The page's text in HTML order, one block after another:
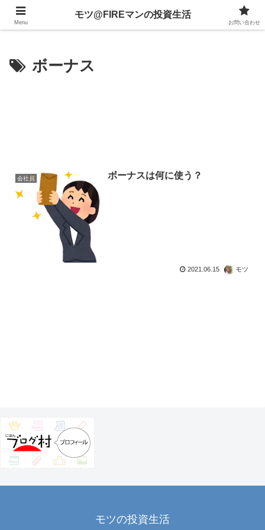
不動産、投資信託、暗号資産、株式、等々への投資について
ボーナス
会社員 ボーナスは何に使う？
2021.06.15 モツ
モツの投資生活
Menu
モツ@FIREマンの投資生活
お問い合わせ